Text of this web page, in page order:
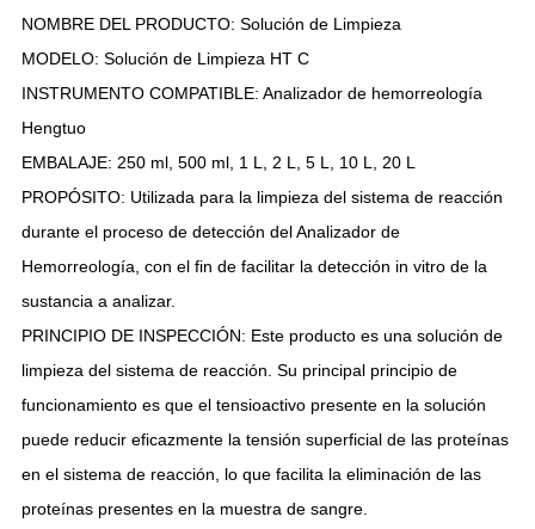
NOMBRE DEL PRODUCTO: Solución de Limpieza
MODELO: Solución de Limpieza HT C
INSTRUMENTO COMPATIBLE: Analizador de hemorreología
Hengtuo
EMBALAJE: 250 ml, 500 ml, 1 L, 2 L, 5 L, 10 L, 20 L
PROPÓSITO: Utilizada para la limpieza del sistema de reacción
durante el proceso de detección del Analizador de
Hemorreología, con el fin de facilitar la detección in vitro de la
sustancia a analizar.
PRINCIPIO DE INSPECCIÓN: Este producto es una solución de
limpieza del sistema de reacción. Su principal principio de
funcionamiento es que el tensioactivo presente en la solución
puede reducir eficazmente la tensión superficial de las proteínas
en el sistema de reacción, lo que facilita la eliminación de las
proteínas presentes en la muestra de sangre.